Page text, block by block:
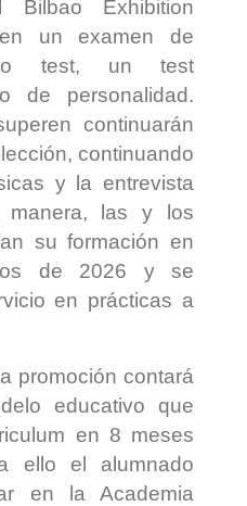
Exhibition
un examen de
test, un test
de personalidad.
continuarán
continuando
y la entrevista
manera, las y los
su formación en
de 2026 y se
en prácticas a
promoción contará
educativo que
en 8 meses
ello el alumnado
en la Academia